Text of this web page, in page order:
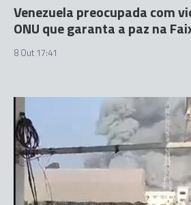
Venezuela preocupada com
ONU que garanta a paz na
8 Out 17:41